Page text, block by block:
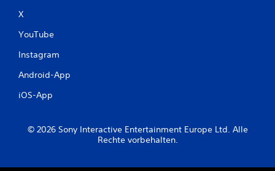
X
YouTube
Instagram
Android-App
iOS-App
© 2026 Sony Interactive Entertainment Europe Ltd. Alle
Rechte vorbehalten.